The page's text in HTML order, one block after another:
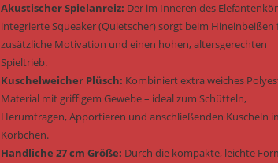
Akustischer Spielanreiz: Der im Inneren des
integrierte Squeaker (Quietscher) sorgt beim Hineinbeißen
zusätzliche Motivation und einen hohen, altersgerechten
Spieltrieb.
Kuschelweicher Plüsch: Kombiniert extra weiches
Material mit griffigem Gewebe – ideal zum Schütteln,
Herumtragen, Apportieren und anschließenden Kuscheln
Körbchen.
Handliche 27 cm Größe: Durch die kompakte, leichte